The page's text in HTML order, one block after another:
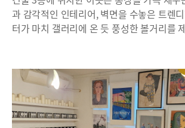
과 감각적인 인테리어, 벽면을 수놓은 트렌
터가 마치 갤러리에 온 듯 풍성한 볼거리를